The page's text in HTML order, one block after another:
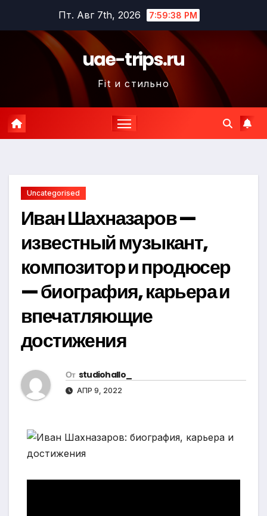
содержимому
Пт. Авг 7th, 2026 7:59:39 PM
uae-trips.ru
Fit и стильно
Uncategorised
Иван Шахназаров —
известный музыкант,
композитор и продюсер
— биография, карьера и
впечатляющие
достижения
От studiohallo_
АПР 9, 2022